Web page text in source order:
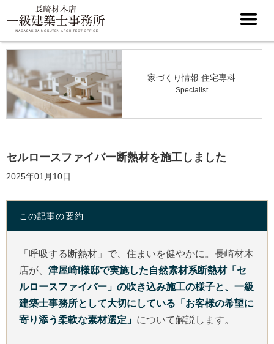
家づくり情報 住宅専科
Specialist
セルロースファイバー断熱材を施工しました
2025年01月10日
この記事の要約
「呼吸する断熱材」で、住まいを健やかに。長崎材木
店が、 津屋崎I様邸で実施した自然素材系断熱材「セ
ルロースファイバー」の吹き込み施工の様子と、一級
建築士事務所として大切にしている「お客様の希望に
寄り添う柔軟な素材選定」 について解説します。